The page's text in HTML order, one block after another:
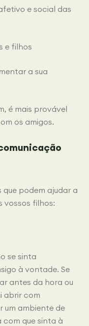
e social das
e filhos
a sua
é mais provável
os amigos.
podem ajudar a
vossos filhos:
se sinta
à vontade. Se
antes da hora ou
abrir com
um ambiente de
que sinta à